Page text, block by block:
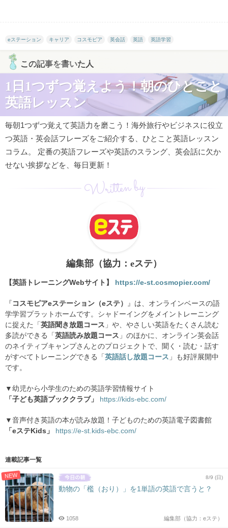
eステーション キャリア コスモピア 英会話 英語 英語学習
この記事を書いた人
1日1つずつ覚えよう！朝のひとこと
英語レッスン
毎朝1つずつ覚えて英語力を磨こう！海外旅行やビジネスに役立
つ英語・英会話フレーズをご紹介する、ひとこと英語レッスン
コラム。 定番の英語フレーズや英語のスラング、英会話に欠か
せない挨拶などを、毎日更新！
Written by
編集部（協力：eステ）
【英語トレーニングWebサイト】 https://e-st.cosmopier.com/
『 コスモピアeステーション（eステ）
』は、オンラインベースの語
学学習プラットホームです。シャドーイングをメイントレーニング
に捉えた「 英語聞き放題コース 」や、やさしい英語をたくさん読む
多読ができる「 英語読み放題コース 」のほかに、オンライン英会話
のネイティブキャンプさんとのプロジェクトで、聞く・読む・話す
がすべてトレーニングできる「 英語話し放題コース 」も好評展開中
です。
▼幼児から小学生のための英語学習情報サイト
「子ども英語ブッククラブ」
https://kids-ebc.com/
▼音声付き英語の本が読み放題！子どものための英語電子図書館
「eステKids」
https://e-st.kids-ebc.com/
連載記事一覧
NEW 8/9 (日)
動物の「檻（おり）」を1単語の英語で言うと？
編集部（協力：eステ）
1058